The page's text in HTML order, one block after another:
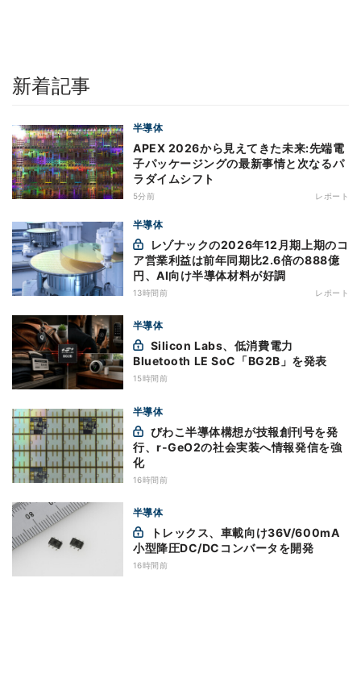
新着記事
半導体
APEX 2026から見えてきた未来:先端電
子パッケージングの最新事情と次なるパ
ラダイムシフト
5分前 レポート
半導体
ア営業利益は前年同期比2.6倍の888億
円、AI向け半導体材料が好調
13時間前 レポート
半導体
Bluetooth LE SoC「BG2B」を発表
15時間前
半導体
行、r-GeO2の社会実装へ情報発信を強
化
16時間前
半導体
小型降圧DC/DCコンバータを開発
16時間前